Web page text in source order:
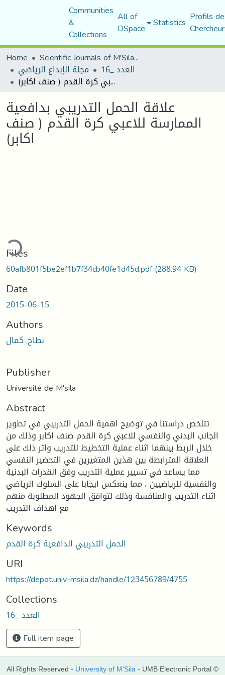
Communities
&
Collections
All of
DSpace Statistics Profils
Home
Scientific Journals of M'Sila University
مجلة الإبداع الرياضي العدد _16
علاقة الحمل التدريبي بدافعية الممارسة للاعبي كرة القدم ( صنف اكابر)
علاقة الحمل التدريبي بدافعية
الممارسة للاعبي كرة القدم ( صنف
اكابر)
Files
60afb801f5be2ef1b7f34cb40fe1d45d.pdf(288.94 KB)
Date
2015-06-15
Authors
نطاح, كمال
Publisher
Université de M'sila
Abstract
تتلخص دراستنا في توضيح اهمية الحمل التدريبي في تطوير
الجانب البدني والنفسي للاعبي كرة القدم صنف اكابر وذلك من
خلال الربط بينهما اثناء عملية التخطيط للتدريب واثر ذلك على
العلاقة المترابطة بين هذين المتغيرين في التحضير النفسي
مما يساعد في تسيير عملية التدريب وفق القدرات البدنية
والنفسية للرياضيين ، مما ينعكس ايجابا على السلوك الرياضي
اثناء التدريب والمنافسة وذلك لتوافق الجهود المطلوبة منهم
مع اهداف التدريب
Keywords
الحمل التدريبي الدافعية كرة القدم
URI
https://depot.univ-msila.dz/handle/123456789/4755
Collections
العدد _16
Full item page
All Rights Reserved - University of M'Sila - UMB Electronic Portal ©